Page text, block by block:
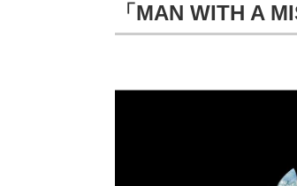
「MAN WITH A